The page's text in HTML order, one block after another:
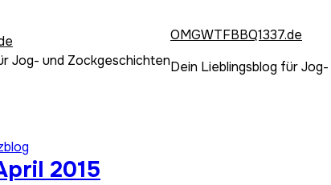
Jog- und Zockgeschichten
OMGWTFBBQ1337.de
Dein Lieblingsblog für
2015